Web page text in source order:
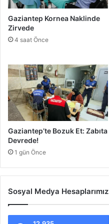
a
n
t
p
'
t
e
Y
ü
z
l
e
G
l
Gaziantep Kornea Naklinde
Zirvede
4 saat Önce
Gaziantep’te Bozuk Et: Zabıta
Devrede!
1 gün Önce
Sosyal Medya Hesaplarımız